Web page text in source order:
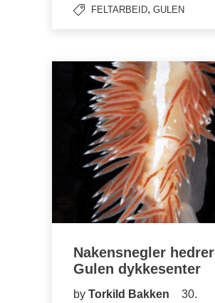
FELTARBEID, GULEN
Nakensnegler hedrer
Gulen dykkesenter
by Torkild Bakken
30.